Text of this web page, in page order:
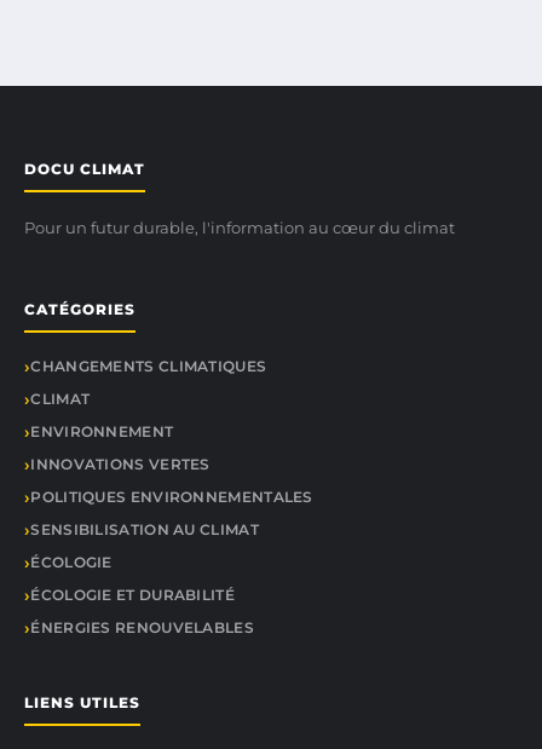
DOCU CLIMAT
Pour un futur durable, l'information au cœur du climat
CATÉGORIES
CHANGEMENTS CLIMATIQUES
CLIMAT
ENVIRONNEMENT
INNOVATIONS VERTES
POLITIQUES ENVIRONNEMENTALES
SENSIBILISATION AU CLIMAT
ÉCOLOGIE
ÉCOLOGIE ET DURABILITÉ
ÉNERGIES RENOUVELABLES
LIENS UTILES